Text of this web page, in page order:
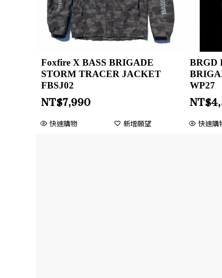
Foxfire X BASS BRIGADE
STORM TRACER JACKET
FBSJ02
NT$7,990
快速購物 新增願望
BRGD
WP27
NT$
快速購